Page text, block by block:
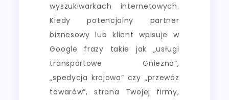
wyszukiwarkach internetowych.
Kiedy potencjalny partner
biznesowy lub klient wpisuje w
Google frazy takie jak „usługi
transportowe Gniezno”,
„spedycja krajowa” czy „przewóz
towarów”, strona Twojej firmy,